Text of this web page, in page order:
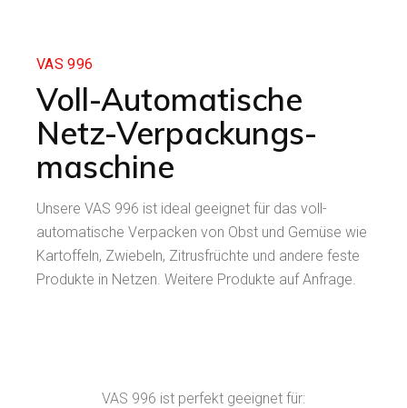
VAS 996
Voll-Automatische
Netz-Verpackungs­
maschine
Unsere VAS 996 ist ideal geeignet für das voll­
automatische Verpacken von Obst und Gemüse wie
Kartoffeln, Zwiebeln, Zitrusfrüchte und andere feste
Produkte in Netzen. Weitere Produkte auf Anfrage.
VAS 996 ist perfekt geeignet für: